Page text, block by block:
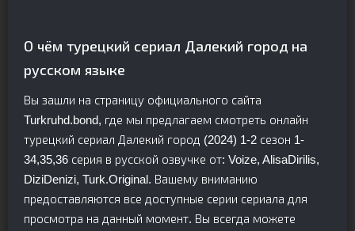
О чём турецкий сериал Далекий город на
русском языке
Вы зашли на страницу официального сайта
Turkruhd.bond, где мы предлагаем смотреть онлайн
турецкий сериал Далекий город (2024) 1-2 сезон 1-
34,35,36 серия в русской озвучке от: Voize, AlisaDirilis,
DiziDenizi, Turk.Original. Вашему вниманию
предоставляются все доступные серии сериала для
просмотра на данный момент. Вы всегда можете